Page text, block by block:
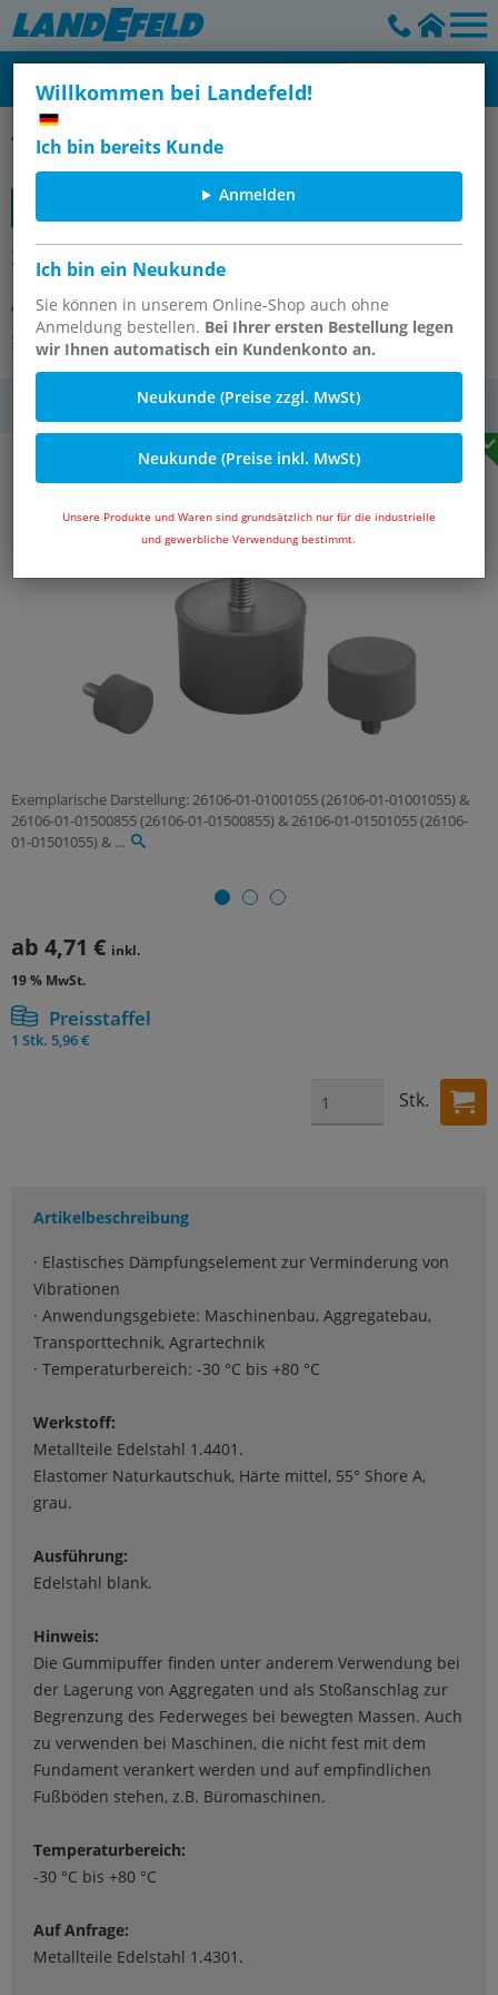
Willkommen bei Landefeld!
Ich bin bereits Kunde
Anmelden
Ich bin ein Neukunde
Sie können in unserem Online-Shop auch ohne
Anmeldung bestellen. Bei Ihrer ersten Bestellung legen
wir Ihnen automatisch ein Kundenkonto an.
Neukunde (Preise zzgl. MwSt)
Neukunde (Preise inkl. MwSt)
Unsere Produkte und Waren sind grundsätzlich nur für die industrielle
und gewerbliche Verwendung bestimmt.
Gummipuffer Edelstahl, Typ D
26106-01-02502055 Gummipuffer
Artikelnummer: OT-NORELEM060344
Andere Varianten des Artikels
Exemplarische Darstellung: 26106-01-01001055 (26106-01-01001055) &
26106-01-01500855 (26106-01-01500855) & 26106-01-01501055 (26106-
01-01501055) & ...
ab 4,71 € inkl.
19 % MwSt.
Preisstaffel
1 Stk. 5,96 €
Stk.
Artikelbeschreibung
· Elastisches Dämpfungselement zur Verminderung von
Vibrationen
· Anwendungsgebiete: Maschinenbau, Aggregatebau,
Transporttechnik, Agrartechnik
· Temperaturbereich: -30 °C bis +80 °C
Werkstoff:
Metallteile Edelstahl 1.4401.
Elastomer Naturkautschuk, Härte mittel, 55° Shore A,
grau.
Ausführung:
Edelstahl blank.
Hinweis:
Die Gummipuffer finden unter anderem Verwendung bei
der Lagerung von Aggregaten und als Stoßanschlag zur
Begrenzung des Federweges bei bewegten Massen. Auch
zu verwenden bei Maschinen, die nicht fest mit dem
Fundament verankert werden und auf empfindlichen
Fußböden stehen, z.B. Büromaschinen.
Temperaturbereich:
-30 °C bis +80 °C
Auf Anfrage:
Metallteile Edelstahl 1.4301.